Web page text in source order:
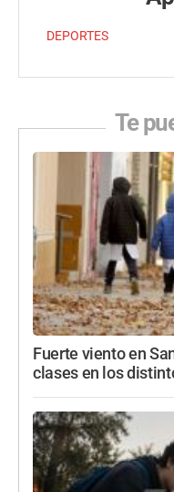
DEPORTES
Te
Fuerte viento en
clases en los